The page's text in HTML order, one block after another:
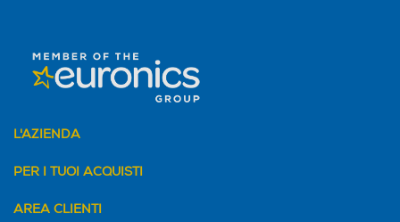
L'AZIENDA
PER I TUOI ACQUISTI
AREA CLIENTI